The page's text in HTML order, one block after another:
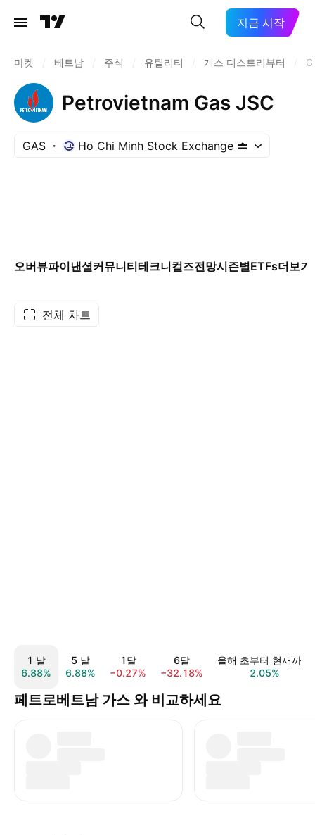
지금 시작
마켓 베트남 주식 유틸리티 개스 디스트리뷰터
Petrovietnam Gas JSC
GAS Ho Chi Minh Stock Exchange
오버뷰파이낸셜커뮤니티테크니컬즈전망시즌별ETFs더보기
전체 차트
1 날
6.88%
5 날
6.88%
1달
−0.27%
6달
−32.18%
올해 초부터 현재까지
2.05%
페트로베트남 가스 와 비교하세요